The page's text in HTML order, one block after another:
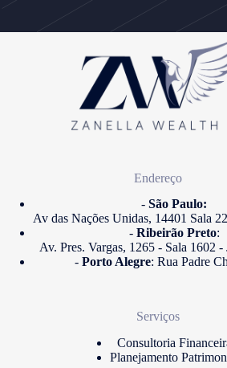
Endereço
- São Paulo:
Av das Nações Unidas, 14401 Sala
-Ribeirão Preto:
Av. Pres. Vargas, 1265 - Sala 1602
-Porto Alegre: Rua Padre
Serviços
Consultoria
Planejamento